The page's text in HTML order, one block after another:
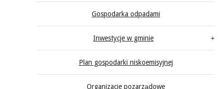
Gospodarka odpadami
Inwestycje w gminie
Plan gospodarki niskoemisyjnej
Organizacje pozarządowe